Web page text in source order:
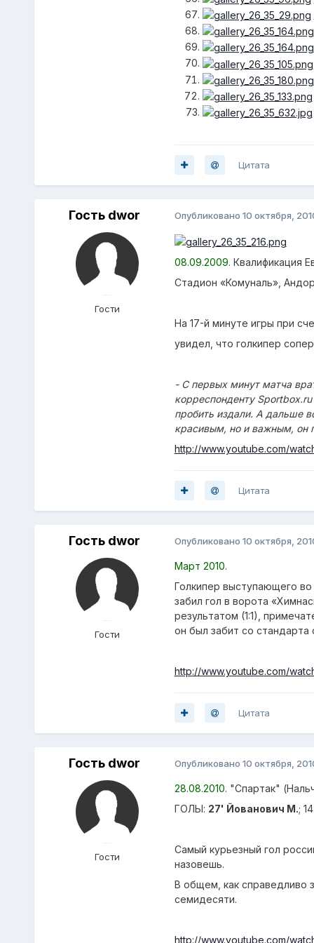
Цитата
Гость dwor
Гости
Опубликовано 10 октября,
08.09.2009. Квалификация
Стадион «Комуналь»,
На 17-й минуте игры при
увидел, что голкипер
- С первых минут матча
корреспонденту
пробить издали. А дальше
красивым, но и важным, он
http://www.youtube.com/
Цитата
Гость dwor
Гости
Опубликовано 10 октября,
Март 2010.
Голкипер выступающего
забил гол в ворота
результатом (1:1),
он был забит со
http://www.youtube.com/
Цитата
Гость dwor
Гости
Опубликовано 10 октября,
28.08.2010. "Спартак"
ГОЛЫ: 27' Йованович М.;
Самый курьезный гол
назовешь.
В общем, как справедливо
семидесяти.
http://www.youtube.com/